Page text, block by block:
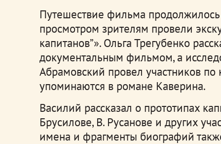
Путешествие фильма
просмотром зрителям провели
капитанов”». Ольга Трегубенко
документальным фильмом, а
Абрамовский провел участников
упоминаются в романе Каверина.
Василий рассказал о прототипах
Брусилове, В. Русанове и других
имена и фрагменты биографий